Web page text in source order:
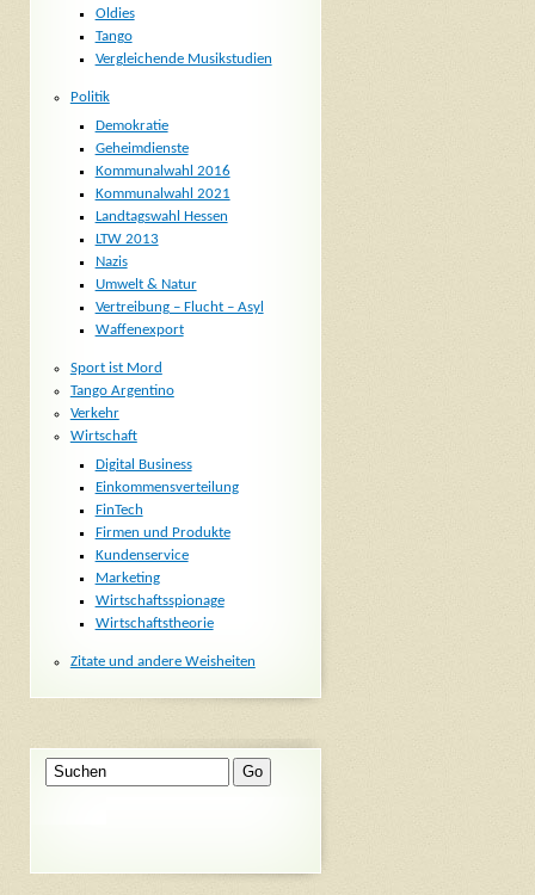
Oldies
Tango
Vergleichende Musikstudien
Politik
Demokratie
Geheimdienste
Kommunalwahl 2016
Kommunalwahl 2021
Landtagswahl Hessen
LTW 2013
Nazis
Umwelt & Natur
Vertreibung – Flucht – Asyl
Waffenexport
Sport ist Mord
Tango Argentino
Verkehr
Wirtschaft
Digital Business
Einkommensverteilung
FinTech
Firmen und Produkte
Kundenservice
Marketing
Wirtschaftsspionage
Wirtschaftstheorie
Zitate und andere Weisheiten